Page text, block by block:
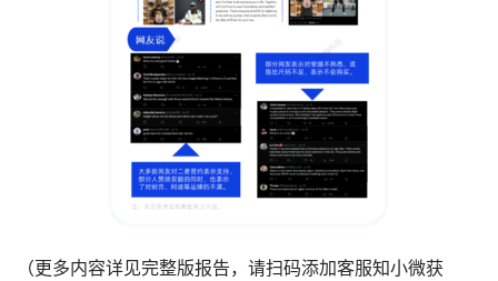
（更多内容详见完整版报告，请扫码添加客服知小微获